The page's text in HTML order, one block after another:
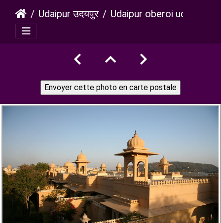
Udaipur उदयपुर Udaipur oberoi udaivilas hotel 1